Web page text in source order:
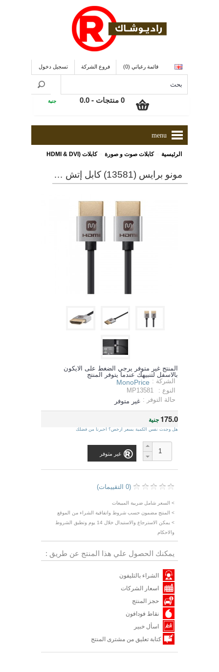
قائمة رغباتي (0) فروع الشركة تسجيل دخول
0 منتجات - 0.0 جنية
menu
الرئيسية »كابلات صوت و صورة »كابلات (HDMI & DVI)
مونو برايس (13581) كابل إتش دى إم اّى عالى السرعة و نحيف للغاية و ذو طول 0.9 متر و ذو لون فضى
المنتج غير متوفر يرجي الضغط على الايكون
بالاسفل لتنبيهك عندما يتوفر المنتج
الشركة : MonoPrice
النوع :
MP13581
حالة التوفر : غير متوفر
175.0 جنية
هل وجدت نفس الكمية بسعر ارخص؟ اخبرنا من فضلك
غير متوفر
(0 التقييمات)
> السعر شامل ضريبة المبيعات
> المنتج مضمون حسب شروط واتفاقية الشراء من الموقع
> يمكن الاسترجاع والاستبدال خلال 14 يوم وتطبق الشروط
والاحكام
يمكنك الحصول علي هذا المنتج عن طريق :
الشراء بالتليفون
اسعار الشركات
حجز المنتج
نقاط فودافون
اسأل خبير
كتابة تعليق من مشترى المنتج